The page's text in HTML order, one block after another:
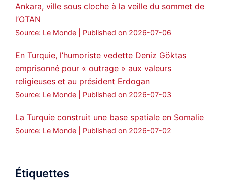
Ankara, ville sous cloche à la veille du sommet de
l’OTAN
Source: Le Monde Published on 2026-07-06
En Turquie, l’humoriste vedette Deniz Göktas
emprisonné pour « outrage » aux valeurs
religieuses et au président Erdogan
Source: Le Monde Published on 2026-07-03
La Turquie construit une base spatiale en Somalie
Source: Le Monde Published on 2026-07-02
Étiquettes